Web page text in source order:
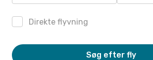
Direkte flyvning
Søg efter fly